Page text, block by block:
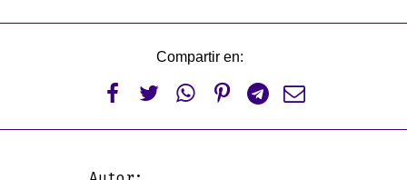
Compartir en:
     